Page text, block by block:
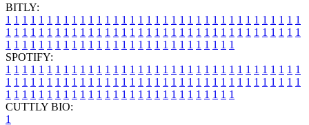
BITLY:
1 1 1 1 1 1 1 1 1 1 1 1 1 1 1 1 1 1 1 1 1 1 1 1 1 1 1 1 1 1 1 1 1 1 1 1
1 1 1 1 1 1 1 1 1 1 1 1 1 1 1 1 1 1 1 1 1 1 1 1 1 1 1 1 1 1 1 1 1 1 1 1
1 1 1 1 1 1 1 1 1 1 1 1 1 1 1 1 1 1 1 1 1 1 1 1 1 1 1 1
SPOTIFY:
1 1 1 1 1 1 1 1 1 1 1 1 1 1 1 1 1 1 1 1 1 1 1 1 1 1 1 1 1 1 1 1 1 1 1 1
1 1 1 1 1 1 1 1 1 1 1 1 1 1 1 1 1 1 1 1 1 1 1 1 1 1 1 1 1 1 1 1 1 1 1 1
1 1 1 1 1 1 1 1 1 1 1 1 1 1 1 1 1 1 1 1 1 1 1 1 1 1 1 1
CUTTLY BIO:
1